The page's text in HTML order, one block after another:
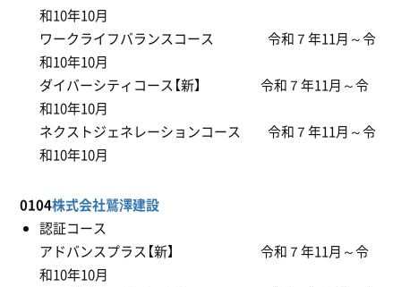
和10年10月
ワークライフバランスコース 令和７年11月～令
和10年10月
ダイバーシティコース【新】 令和７年11月～令
和10年10月
ネクストジェネレーションコース 令和７年11月～令
和10年10月
0104株式会社鷲澤建設
認証コース
アドバンスプラス【新】 令和７年11月～令
和10年10月